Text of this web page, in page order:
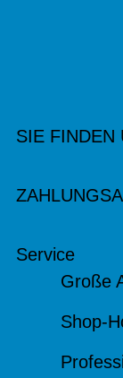
SIE FINDEN
Service
Große
Shop-